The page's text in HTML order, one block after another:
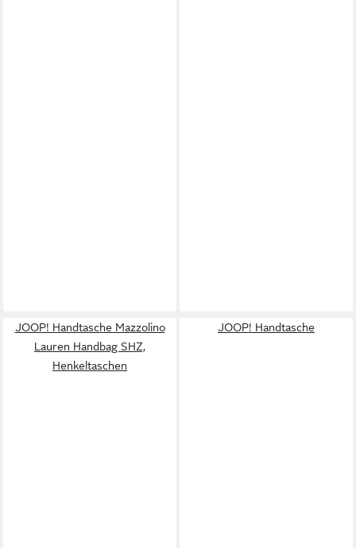
JOOP! Handtasche Mazzolino
Lauren Handbag SHZ,
Henkeltaschen
JOOP! Handtasche